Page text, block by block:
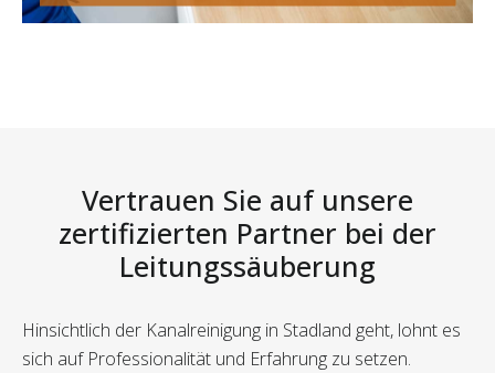
Vertrauen Sie auf unsere
zertifizierten Partner bei der
Leitungssäuberung
Hinsichtlich der Kanalreinigung in Stadland geht, lohnt es
sich auf Professionalität und Erfahrung zu setzen.